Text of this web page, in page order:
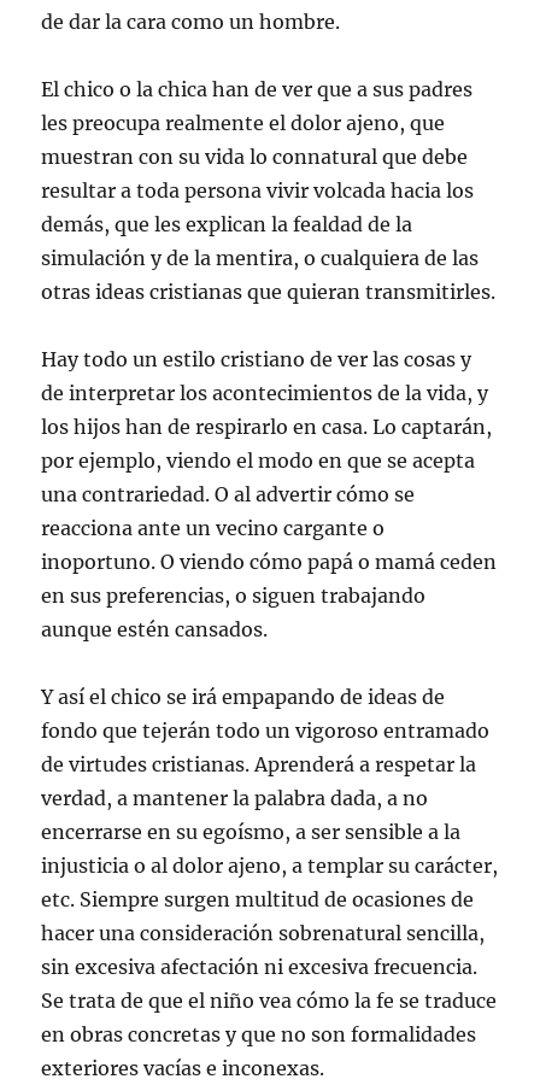
de dar la cara como un hombre.
El chico o la chica han de ver que a sus padres
les preocupa realmente el dolor ajeno, que
muestran con su vida lo connatural que debe
resultar a toda persona vivir volcada hacia los
demás, que les explican la fealdad de la
simulación y de la mentira, o cualquiera de las
otras ideas cristianas que quieran transmitirles.
Hay todo un estilo cristiano de ver las cosas y
de interpretar los acontecimientos de la vida, y
los hijos han de respirarlo en casa. Lo captarán,
por ejemplo, viendo el modo en que se acepta
una contrariedad. O al advertir cómo se
reacciona ante un vecino cargante o
inoportuno. O viendo cómo papá o mamá ceden
en sus preferencias, o siguen trabajando
aunque estén cansados.
Y así el chico se irá empapando de ideas de
fondo que tejerán todo un vigoroso entramado
de virtudes cristianas. Aprenderá a respetar la
verdad, a mantener la palabra dada, a no
encerrarse en su egoísmo, a ser sensible a la
injusticia o al dolor ajeno, a templar su carácter,
etc. Siempre surgen multitud de ocasiones de
hacer una consideración sobrenatural sencilla,
sin excesiva afectación ni excesiva frecuencia.
Se trata de que el niño vea cómo la fe se traduce
en obras concretas y que no son formalidades
exteriores vacías e inconexas.